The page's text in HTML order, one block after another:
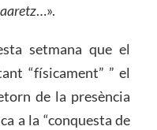
…».
setmana que el
“físicament” ” el
de la presència
a la “conquesta de